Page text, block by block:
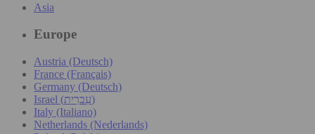
Asia
Europe
Austria (Deutsch)
France (Français)
Germany (Deutsch)
Israel (עִברִית)
Italy (Italiano)
Netherlands (Nederlands)